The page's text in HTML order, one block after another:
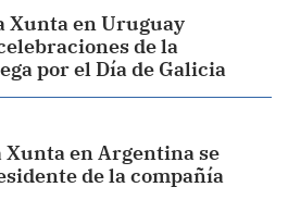
Xunta en Uruguay
de la
por el Día de Galicia
Xunta en Argentina se
de la compañía